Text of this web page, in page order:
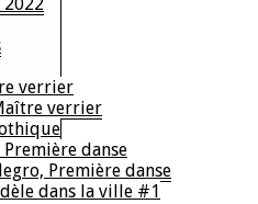
verrier
verrier
danse
Première danse
dans la ville #1